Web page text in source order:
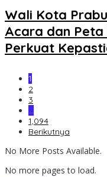
Wali Kota
Acara dan
Perkuat
1
2
3
…
1,094
Berikutnya
No More Posts Available.
No more pages to load.